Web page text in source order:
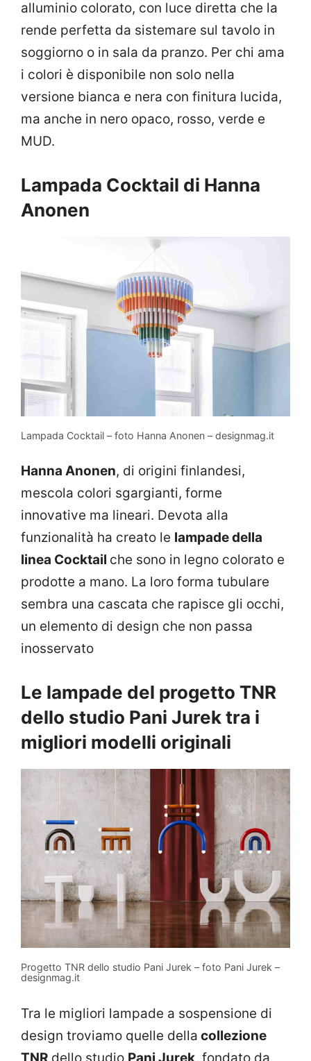
alluminio colorato, con luce diretta che la
rende perfetta da sistemare sul tavolo in
soggiorno o in sala da pranzo. Per chi ama
i colori è disponibile non solo nella
versione bianca e nera con finitura lucida,
ma anche in nero opaco, rosso, verde e
MUD.
Lampada Cocktail di Hanna
Anonen
Lampada Cocktail – foto Hanna Anonen – designmag.it
Hanna Anonen, di origini finlandesi,
mescola colori sgargianti, forme
innovative ma lineari. Devota alla
funzionalità ha creato le lampade della
linea Cocktail che sono in legno colorato e
prodotte a mano. La loro forma tubulare
sembra una cascata che rapisce gli occhi,
un elemento di design che non passa
inosservato
Le lampade del progetto TNR
dello studio Pani Jurek tra i
migliori modelli originali
Progetto TNR dello studio Pani Jurek – foto Pani Jurek –
designmag.it
Tra le migliori lampade a sospensione di
design troviamo quelle della collezione
TNR dello studio Pani Jurek, fondato da